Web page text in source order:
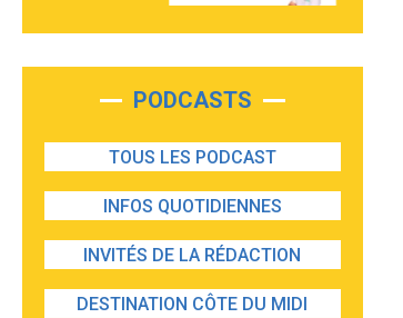
PODCASTS
TOUS LES PODCAST
INFOS QUOTIDIENNES
INVITÉS DE LA RÉDACTION
DESTINATION CÔTE DU MIDI